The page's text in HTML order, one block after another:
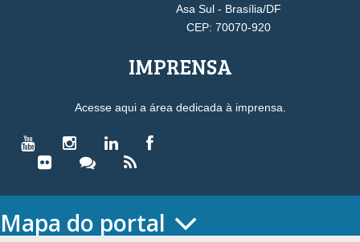
Asa Sul - Brasília/DF
CEP: 70070-920
IMPRENSA
Acesse aqui a área dedicada à imprensa.
Mapa do portal